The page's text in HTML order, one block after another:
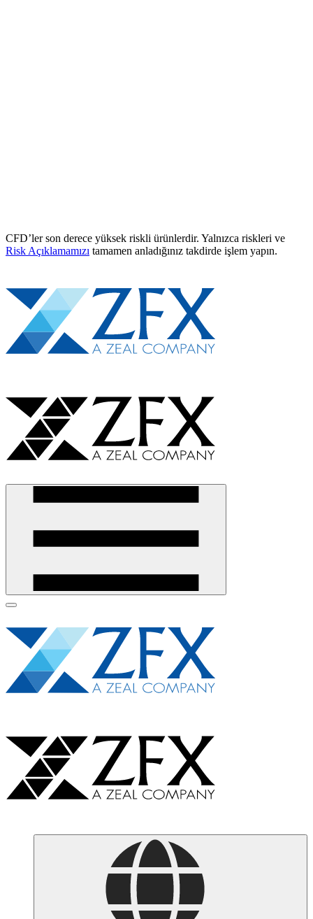
CFD’ler son derece yüksek riskli ürünlerdir. Yalnızca riskleri ve
Risk Açıklamamızı tamamen anladığınız takdirde işlem yapın.